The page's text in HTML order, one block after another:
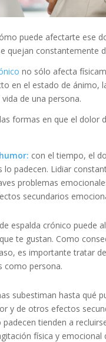
puede afectarte ese
quejan constantemente
no sólo afecta
en el estado de
de una persona.
formas en que el dolor
con el tiempo, el
lo padecen. Lidiar
problemas
secundarios
espalda crónico puede
te gustan. Como
es importante tratar
como persona.
subestiman hasta qué
y de otros efectos
tienden a
física y